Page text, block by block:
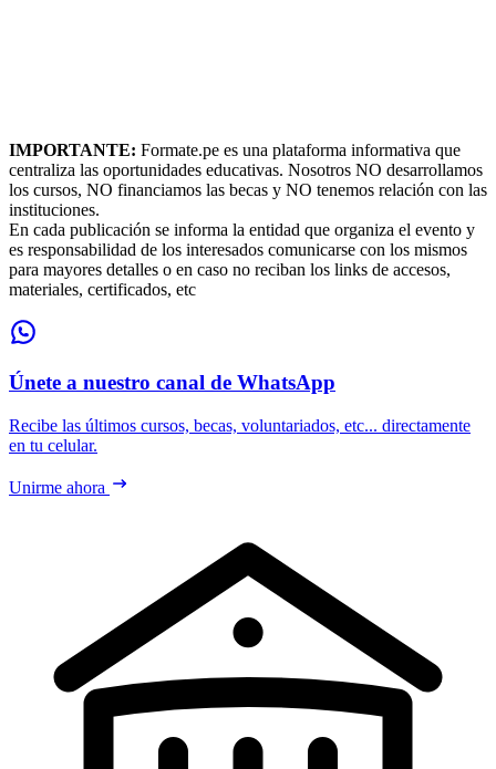
IMPORTANTE: Formate.pe es una plataforma informativa que
centraliza las oportunidades educativas. Nosotros NO desarrollamos
los cursos, NO financiamos las becas y NO tenemos relación con las
instituciones.
En cada publicación se informa la entidad que organiza el evento y
es responsabilidad de los interesados comunicarse con los mismos
para mayores detalles o en caso no reciban los links de accesos,
materiales, certificados, etc
Únete a nuestro canal de WhatsApp
Recibe las últimos cursos, becas, voluntariados, etc... directamente
en tu celular.
Unirme ahora